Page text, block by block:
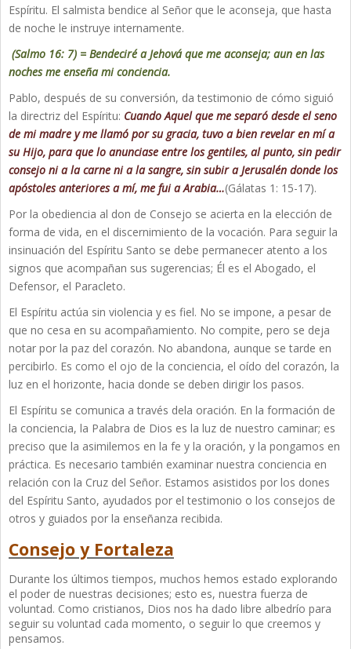
Espíritu. El salmista bendice al Señor que le aconseja, que hasta
de noche le instruye internamente.
(Salmo 16: 7) = Bendeciré a Jehová que me aconseja; aun en las
noches me enseña mi conciencia.
Pablo, después de su conversión, da testimonio de cómo siguió
la directriz del Espíritu: Cuando Aquel que me separó desde el seno
de mi madre y me llamó por su gracia, tuvo a bien revelar en mí a
su Hijo, para que lo anunciase entre los gentiles, al punto, sin pedir
consejo ni a la carne ni a la sangre, sin subir a Jerusalén donde los
apóstoles anteriores a mí, me fui a Arabia…(Gálatas 1: 15-17).
Por la obediencia al don de Consejo se acierta en la elección de
forma de vida, en el discernimiento de la vocación. Para seguir la
insinuación del Espíritu Santo se debe permanecer atento a los
signos que acompañan sus sugerencias; Él es el Abogado, el
Defensor, el Paracleto.
El Espíritu actúa sin violencia y es fiel. No se impone, a pesar de
que no cesa en su acompañamiento. No compite, pero se deja
notar por la paz del corazón. No abandona, aunque se tarde en
percibirlo. Es como el ojo de la conciencia, el oído del corazón, la
luz en el horizonte, hacia donde se deben dirigir los pasos.
El Espíritu se comunica a través dela oración. En la formación de
la conciencia, la Palabra de Dios es la luz de nuestro caminar; es
preciso que la asimilemos en la fe y la oración, y la pongamos en
práctica. Es necesario también examinar nuestra conciencia en
relación con la Cruz del Señor. Estamos asistidos por los dones
del Espíritu Santo, ayudados por el testimonio o los consejos de
otros y guiados por la enseñanza recibida.
Consejo y Fortaleza
Durante los últimos tiempos, muchos hemos estado explorando
el poder de nuestras decisiones; esto es, nuestra fuerza de
voluntad. Como cristianos, Dios nos ha dado libre albedrío para
seguir su voluntad cada momento, o seguir lo que creemos y
pensamos.